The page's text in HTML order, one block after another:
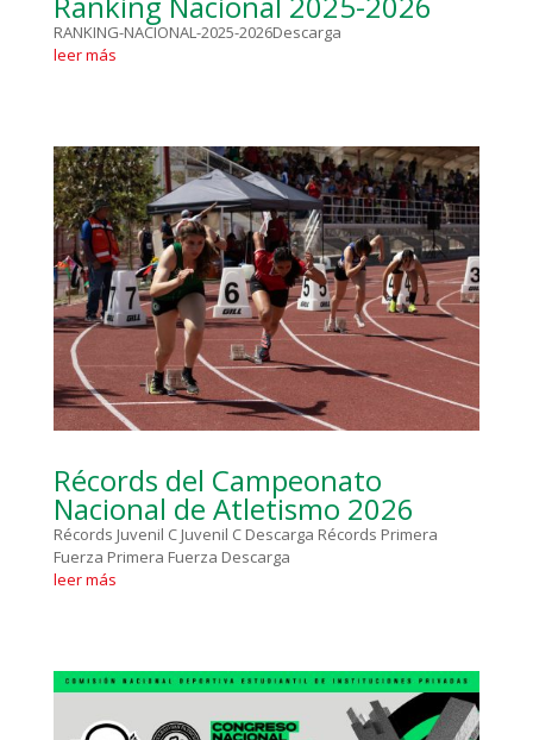
RANKING-NACIONAL-2025-2026Descarga
leer más
Récords del Campeonato
Nacional de Atletismo 2026
Récords Juvenil C Juvenil C Descarga Récords Primera
Fuerza Primera Fuerza Descarga
leer más